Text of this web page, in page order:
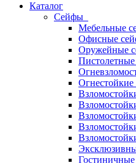
Каталог
Сейфы
Мебельные
Офисные
Оружейные